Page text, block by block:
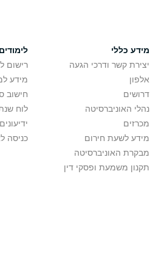
מידע כללי
יצירת קשר ודרכי הגעה
אלפון
דרושים
נהלי האוניברסיטה
מכרזים
מידע לשעת חירום
מבקרת האוניברסיטה
תקנון משמעת ופסקי דין
לימודים
רישום
מידע
חישוב
לוח
ידיעונים
כניסה